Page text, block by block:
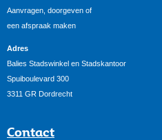
Aanvragen, doorgeven of
een afspraak maken
Adres
Balies Stadswinkel en Stadskantoor
Spuiboulevard 300
3311 GR Dordrecht
Contact